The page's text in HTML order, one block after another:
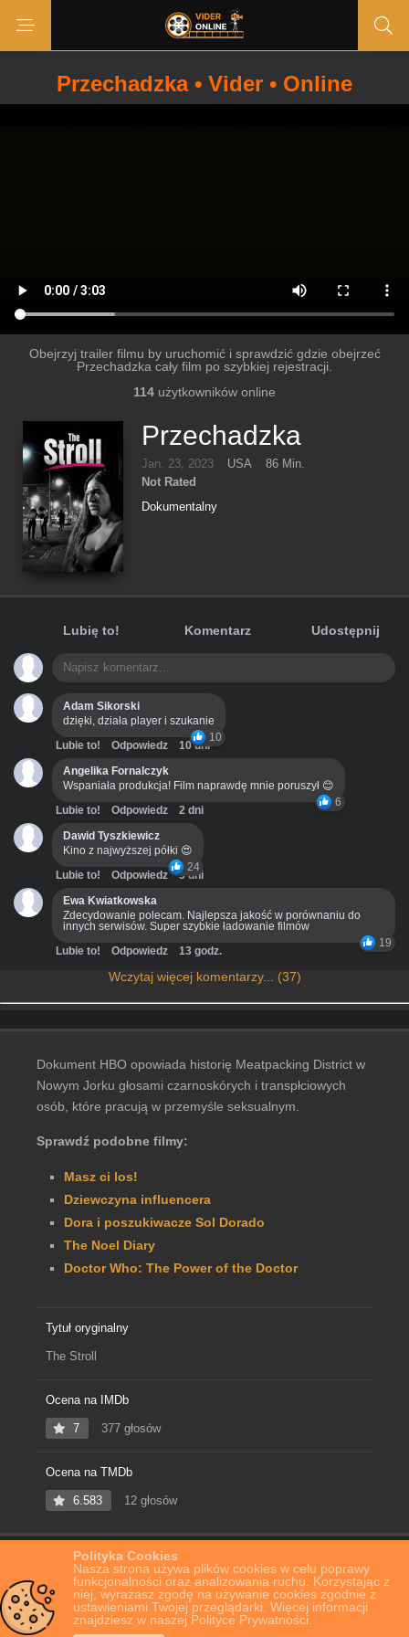
Polityka Cookies
Nasza strona używa plików cookies w celu poprawy
funkcjonalności oraz analizowania ruchu. Korzystając z
niej, wyrażasz zgodę na używanie cookies zgodnie z
ustawieniami Twojej przeglądarki. Więcej informacji
znajdziesz w naszej Polityce Prywatności.
Przechadzka • Vider • Online
Obejrzyj trailer filmu by uruchomić i sprawdzić gdzie obejrzeć
Przechadzka cały film po szybkiej rejestracji.
114 użytkowników online
Przechadzka
Jan. 23, 2023 USA
86 Min.
Not Rated
Dokumentalny
Lubię to! Komentarz Udostępnij
Adam Sikorski
dzięki, działa player i szukanie
10
Lubie to! Odpowiedz
10 dni
Angelika Fornalczyk
Wspaniała produkcja! Film naprawdę mnie poruszył 😊
6
Lubie to! Odpowiedz
2 dni
Dawid Tyszkiewicz
Kino z najwyższej półki 😍
24
Lubie to! Odpowiedz
3 dni
Ewa Kwiatkowska
Zdecydowanie polecam. Najlepsza jakość w porównaniu do
innych serwisów. Super szybkie ładowanie filmów
19
Lubie to! Odpowiedz 13 godz.
Wczytaj więcej komentarzy... (37)
Dokument HBO opowiada historię Meatpacking District w
Nowym Jorku głosami czarnoskórych i transpłciowych
osób, które pracują w przemyśle seksualnym.
Sprawdź podobne filmy:
Masz ci los!
Dziewczyna influencera
Dora i poszukiwacze Sol Dorado
The Noel Diary
Doctor Who: The Power of the Doctor
Tytuł oryginalny
The Stroll
Ocena na IMDb
7 377 głosów
Ocena na TMDb
6.583 12 głosów
Film Online Przechadzka